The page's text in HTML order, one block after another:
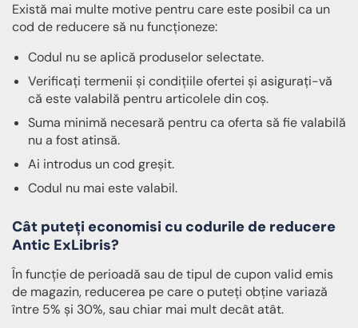
Există mai multe motive pentru care este posibil ca un
cod de reducere să nu funcționeze:
Codul nu se aplică produselor selectate.
Verificați termenii și condițiile ofertei și asigurați-vă
că este valabilă pentru articolele din coș.
Suma minimă necesară pentru ca oferta să fie valabilă
nu a fost atinsă.
Ai introdus un cod greșit.
Codul nu mai este valabil.
Cât puteți economisi cu codurile de reducere
Antic ExLibris?
În funcție de perioadă sau de tipul de cupon valid emis
de magazin, reducerea pe care o puteți obține variază
între 5% și 30%, sau chiar mai mult decât atât.